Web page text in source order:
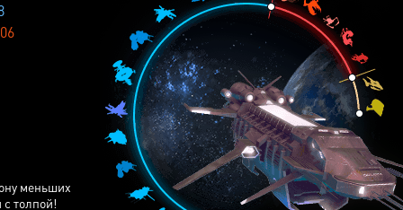
меньших
толпой!